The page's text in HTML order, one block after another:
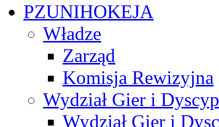
PZUNIHOKEJA
Władze
Zarząd
Komisja Rewizyjna
Wydział Gier i
Wydział Gier i